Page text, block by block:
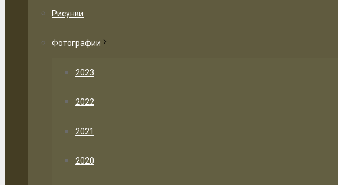
Рисунки
Фотографии
2023
2022
2021
2020